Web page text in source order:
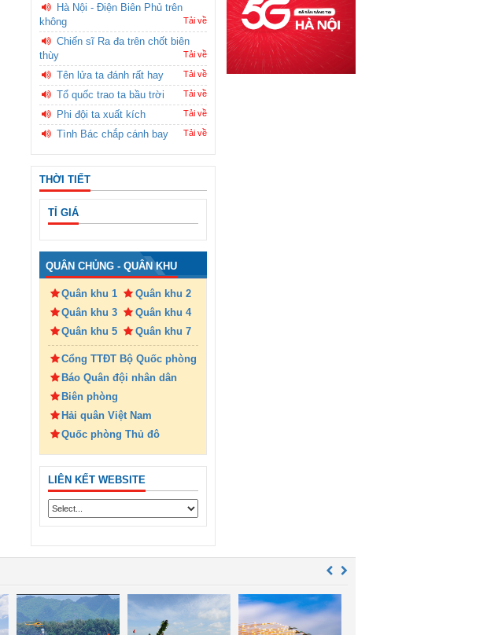
Hà Nội - Điện Biên Phủ trên
không
Tải về
Chiến sĩ Ra đa trên chốt biên
thùy
Tải về
Tên lửa ta đánh rất hay Tải về
Tổ quốc trao ta bầu trời Tải về
Phi đội ta xuất kích Tải về
Tình Bác chắp cánh bay Tải về
THỜI TIẾT
TỈ GIÁ
QUÂN CHỦNG - QUÂN KHU
Quân khu 1
Quân khu 2
Quân khu 3
Quân khu 4
Quân khu 5
Quân khu 7
Cổng TTĐT Bộ Quốc phòng
Báo Quân đội nhân dân
Biên phòng
Hải quân Việt Nam
Quốc phòng Thủ đô
LIÊN KẾT WEBSITE